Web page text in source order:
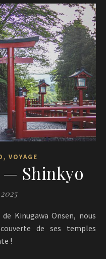
, VOYAGE
Shinkyo
de ses temples
!